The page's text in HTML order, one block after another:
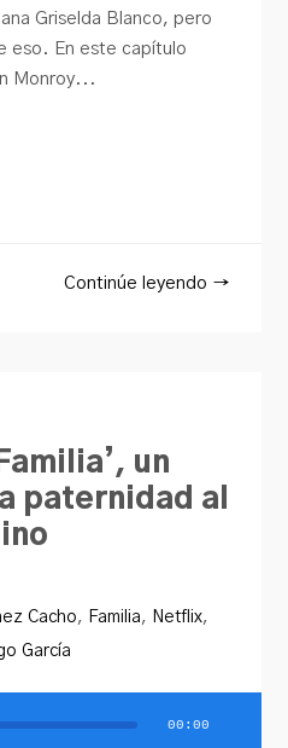
Griselda Blanco, pero
eso. En este capítulo
Monroy...
Continúe leyendo →
un
paternidad al
Cacho, Familia, Netflix,
García
00:00